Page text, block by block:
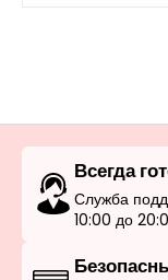
Всегда
Служба
10:00 до